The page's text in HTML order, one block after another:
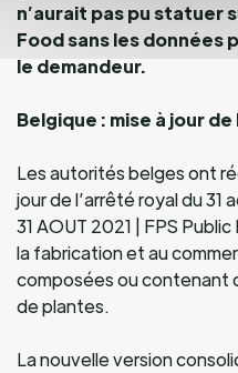
n’aurait pas pu statuer
Food sans les
le demandeur.
Belgique : mise à jour
Les autorités belges ont
jour de l’arrêté royal du 31
31 AOUT 2021 | FPS
la fabrication et au
composées ou contenant
de plantes.
La nouvelle version